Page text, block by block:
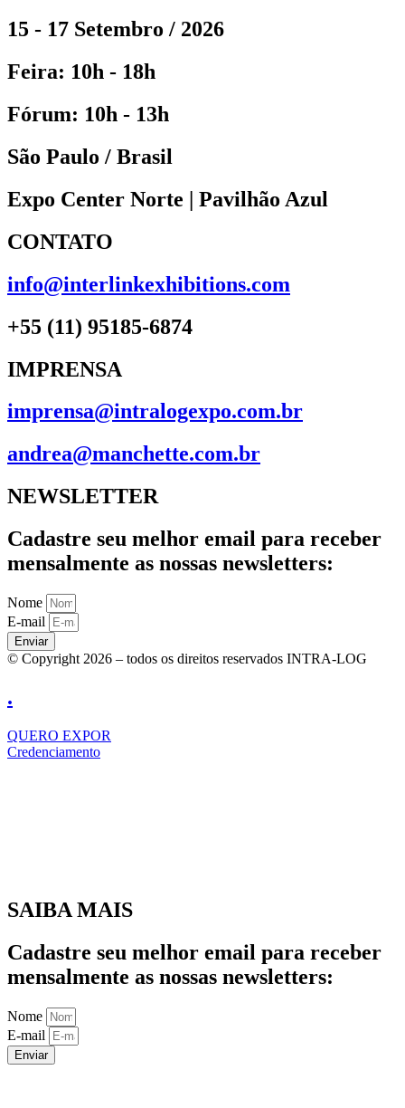
15 - 17 Setembro / 2026
Feira: 10h - 18h
Fórum: 10h - 13h
São Paulo / Brasil
Expo Center Norte | Pavilhão Azul
CONTATO
info@interlinkexhibitions.com
+55 (11) 95185-6874
IMPRENSA
imprensa@intralogexpo.com.br
andrea@manchette.com.br
NEWSLETTER
Cadastre seu melhor email para receber
mensalmente as nossas newsletters:
Nome
E-mail
Enviar
© Copyright 2026 – todos os direitos reservados INTRA-LOG
.
QUERO EXPOR
Credenciamento
SAIBA MAIS
Cadastre seu melhor email para receber
mensalmente as nossas newsletters:
Nome
E-mail
Enviar